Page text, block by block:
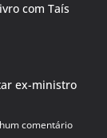
com Taís
ex-ministro
comentário